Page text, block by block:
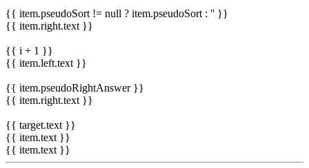
{{ item.pseudoSort != null ? item.pseudoSort : '' }}
{{ item.right.text }}
{{ i + 1 }}
{{ item.left.text }}
{{ item.pseudoRightAnswer }}
{{ item.right.text }}
{{ target.text }}
{{ item.text }}
{{ item.text }}